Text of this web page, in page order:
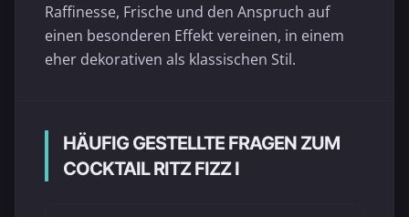
Raffinesse, Frische und den Anspruch auf
einen besonderen Effekt vereinen, in einem
eher dekorativen als klassischen Stil.
HÄUFIG GESTELLTE FRAGEN ZUM
COCKTAIL RITZ FIZZ I